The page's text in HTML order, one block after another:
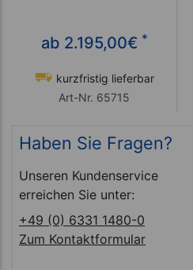
ab 2.195,00€ *
kurzfristig lieferbar
Art-Nr. 65715
Haben Sie Fragen?
Unseren Kundenservice
erreichen Sie unter:
+49 (0) 6331 1480-0
Zum Kontaktformular